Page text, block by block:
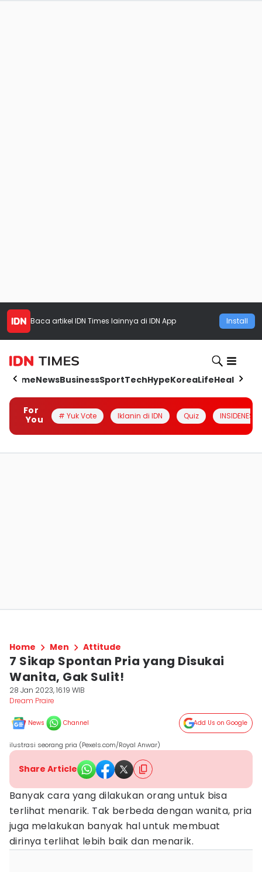
Baca artikel IDN Times lainnya di IDN App Install
HomeNewsBusinessSportTechHypeKoreaLifeHealth
For
You
# Yuk Vote Iklanin di IDN Quiz INSIDENESIA
Home Men Attitude
7 Sikap Spontan Pria yang Disukai
Wanita, Gak Sulit!
28 Jan 2023, 16:19 WIB
Dream Praire
News Channel Add Us on Google
ilustrasi seorang pria (Pexels.com/Royal Anwar)
Share Article
Banyak cara yang dilakukan orang untuk bisa
terlihat menarik. Tak berbeda dengan wanita, pria
juga melakukan banyak hal untuk membuat
dirinya terlihat lebih baik dan menarik.